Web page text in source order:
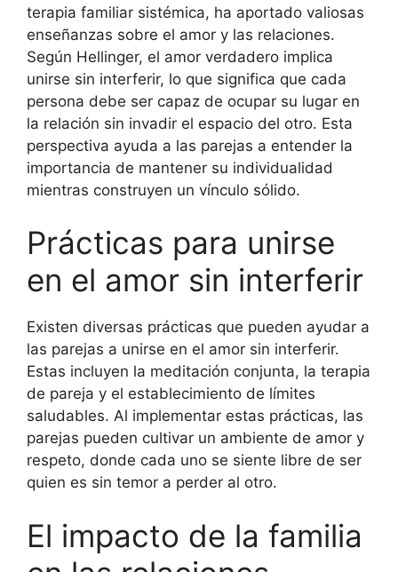
terapia familiar sistémica, ha aportado valiosas
enseñanzas sobre el amor y las relaciones.
Según Hellinger, el amor verdadero implica
unirse sin interferir, lo que significa que cada
persona debe ser capaz de ocupar su lugar en
la relación sin invadir el espacio del otro. Esta
perspectiva ayuda a las parejas a entender la
importancia de mantener su individualidad
mientras construyen un vínculo sólido.
Prácticas para unirse
en el amor sin interferir
Existen diversas prácticas que pueden ayudar a
las parejas a unirse en el amor sin interferir.
Estas incluyen la meditación conjunta, la terapia
de pareja y el establecimiento de límites
saludables. Al implementar estas prácticas, las
parejas pueden cultivar un ambiente de amor y
respeto, donde cada uno se siente libre de ser
quien es sin temor a perder al otro.
El impacto de la familia